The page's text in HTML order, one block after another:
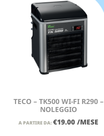
TECO – TK500 WI-FI R290 –
NOLEGGIO
A PARTIRE DA: €19.00 /MESE